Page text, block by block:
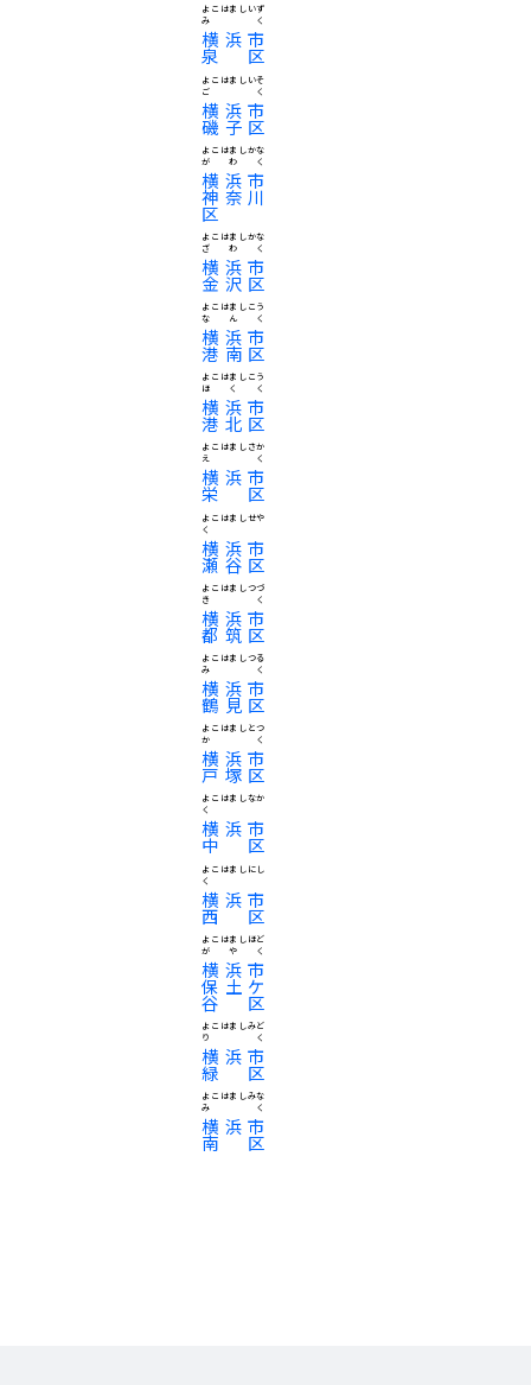
横浜市
泉区
よこはましいず
みく
横浜市
磯子区
よこはましいそ
ごく
横浜市
神奈川
区
よこはましかな
がわく
横浜市
金沢区
よこはましかな
ざわく
横浜市
港南区
よこはましこう
なんく
横浜市
港北区
よこはましこう
ほくく
横浜市
栄区
よこはましさか
えく
横浜市
瀬谷区
よこはましせや
く
横浜市
都筑区
よこはましつづ
きく
横浜市
鶴見区
よこはましつる
みく
横浜市
戸塚区
よこはましとつ
かく
横浜市
中区
よこはましなか
く
横浜市
西区
よこはましにし
く
横浜市
保土ケ
谷区
よこはましほど
がやく
横浜市
緑区
よこはましみど
りく
横浜市
南区
よこはましみな
みく